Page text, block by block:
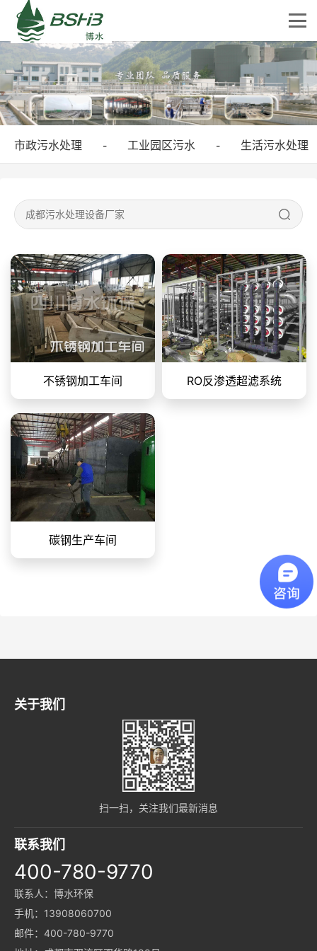
市政污水处理 - 工业园区污水 - 生活污水处理
不锈钢加工车间 RO反渗透超滤系统
碳钢生产车间
关于我们
扫一扫，关注我们最新消息
联系我们
400-780-9770
联系人：博水环保
手机：13908060700
邮件：400-780-9770